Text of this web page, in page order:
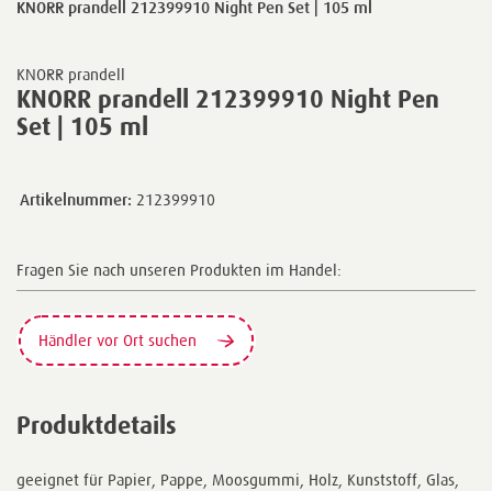
KNORR prandell
KNORR prandell 212399910 Night Pen
Set | 105 ml
KNORR prandell 212399910 Night Pen Set | 105 ml
Artikelnummer: 212399910
Fragen Sie nach unseren Produkten im Handel:
Händler vor Ort suchen
Produktdetails
geeignet für Papier, Pappe, Moosgummi, Holz, Kunststoff, Glas,